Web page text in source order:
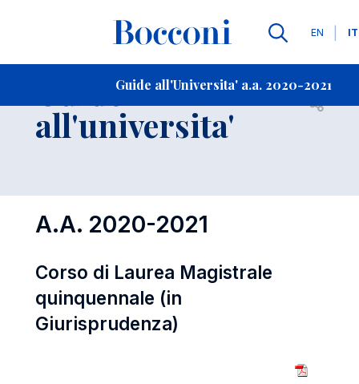
Lingue
EN IT
Guide all'Universita' a.a. 2020-2021
Contatti
Guide
all'universita' Open
A.A. 2020-2021
Corso di Laurea Magistrale
quinquennale (in
Giurisprudenza)